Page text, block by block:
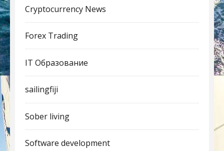
Cryptocurrency News
Forex Trading
IT Образование
sailingfiji
Sober living
Software development